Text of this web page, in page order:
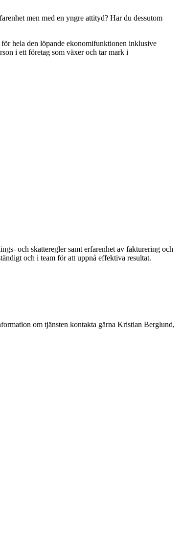
men med en yngre attityd? Har du dessutom
hela den löpande ekonomifunktionen inklusive
i ett företag som växer och tar mark i
och skatteregler samt erfarenhet av fakturering och
och i team för att uppnå effektiva resultat.
om tjänsten kontakta gärna Kristian Berglund,